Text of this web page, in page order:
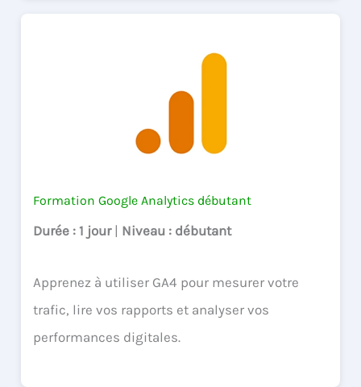
Formation Google Analytics débutant
Durée : 1 jour | Niveau : débutant
Apprenez à utiliser GA4 pour mesurer votre
trafic, lire vos rapports et analyser vos
performances digitales.